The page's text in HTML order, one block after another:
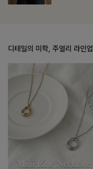
디테일의 미학, 주얼리 라인업